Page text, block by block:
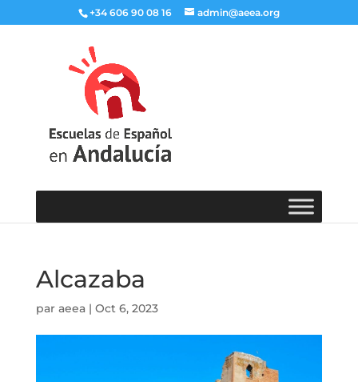
+34 606 90 08 16 admin@aeea.org
Alcazaba
par aeea| Oct 6, 2023